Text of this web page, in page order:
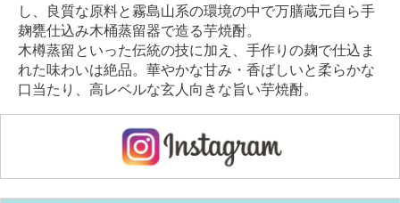
し、良質な原料と霧島山系の環境の中で万膳蔵元自ら手
麹甕仕込み木桶蒸留器で造る芋焼酎。
木樽蒸留といった伝統の技に加え、手作りの麹で仕込ま
れた味わいは絶品。華やかな甘み・香ばしいと柔らかな
口当たり、高レベルな玄人向きな旨い芋焼酎。